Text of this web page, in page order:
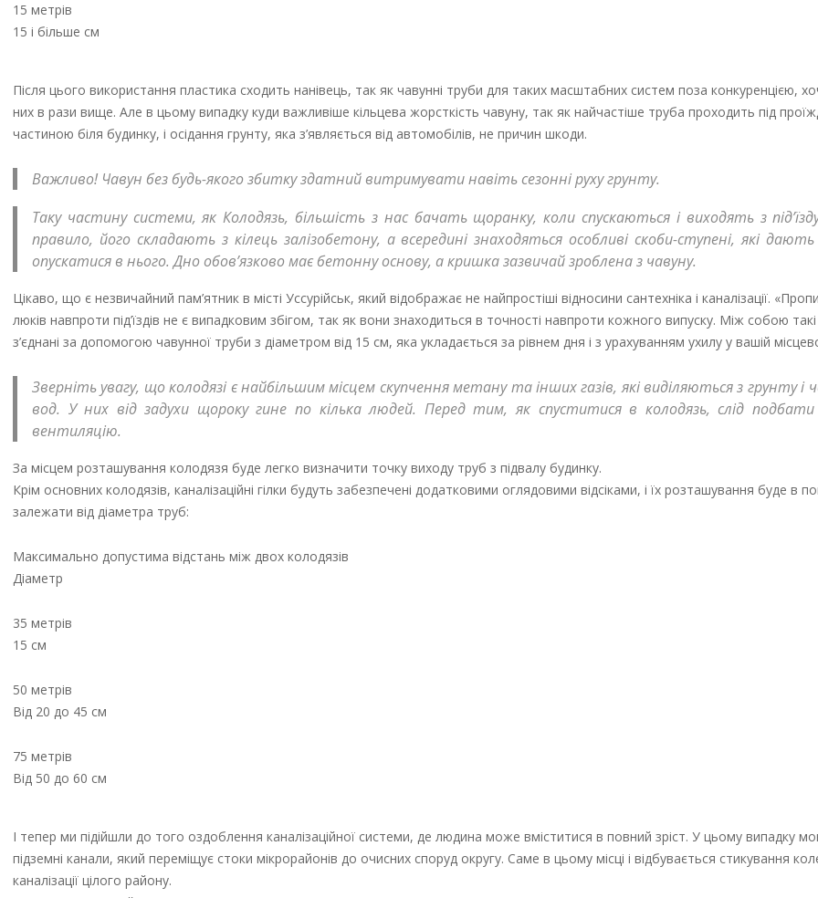
15 метрів
15 і більше см
Після цього використання пластика сходить нанівець, так як чавунні труби для таких масштабних систем поза конкуренцією,
них в рази вище. Але в цьому випадку куди важливіше кільцева жорсткість чавуну, так як найчастіше труба проходить під
частиною біля будинку, і осідання грунту, яка з’являється від автомобілів, не причин шкоди.
Важливо! Чавун без будь-якого збитку здатний витримувати навіть сезонні руху грунту.
Таку частину системи, як Колодязь, більшість з нас бачать щоранку, коли спускаються і виходять з
правило, його складають з кілець залізобетону, а всередині знаходяться особливі скоби-ступені, які
опускатися в нього. Дно обов’язково має бетонну основу, а кришка зазвичай зроблена з чавуну.
Цікаво, що є незвичайний пам’ятник в місті Уссурійськ, який відображає не найпростіші відносини сантехніка і каналізації.
люків навпроти під’їздів не є випадковим збігом, так як вони знаходиться в точності навпроти кожного випуску. Між собою такі
з’єднані за допомогою чавунної труби з діаметром від 15 см, яка укладається за рівнем дня і з урахуванням ухилу у вашій
Зверніть увагу, що колодязі є найбільшим місцем скупчення метану та інших газів, які виділяються з грунту і
вод. У них від задухи щороку гине по кілька людей. Перед тим, як спуститися в колодязь, слід
вентиляцію.
За місцем розташування колодязя буде легко визначити точку виходу труб з підвалу будинку.
Крім основних колодязів, каналізаційні гілки будуть забезпечені додатковими оглядовими відсіками, і їх розташування буде в
залежати від діаметра труб:
Максимально допустима відстань між двох колодязів
Діаметр
35 метрів
15 см
50 метрів
Від 20 до 45 см
75 метрів
Від 50 до 60 см
І тепер ми підійшли до того оздоблення каналізаційної системи, де людина може вміститися в повний зріст. У цьому випадку
підземні канали, який переміщує стоки мікрорайонів до очисних споруд округу. Саме в цьому місці і відбувається стикування
каналізації цілого району.